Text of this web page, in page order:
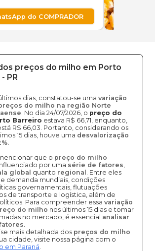
do COMPRADOR
preços do milho em Porto
- PR
dias, constatou-se uma variação
do milho na região Norte
. No dia 24/07/2026, o preço do
Barreiro estava R$ 66,71, enquanto,
R$ 66,03. Portanto, considerando os
15 dias, houve uma desvalorização
que o preço do milho
por uma série de fatores,
global quanto regional . Entre eles
demanda mundiais, condições
governamentais, flutuações
de transporte e logística, além de
Para compreender essa variação
do milho nos últimos 15 dias e tomar
no mercado, é essencial analisar
.
mais detalhada dos preços do milho
cidade, visite nossa página com o
em Paraná.